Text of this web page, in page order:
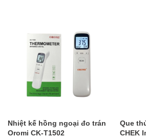
Nhiệt kế hồng ngoại đo trán
Oromi CK-T1502
Que
CHEK